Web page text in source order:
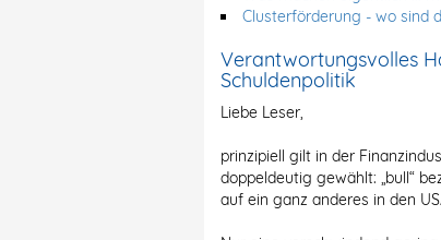
Clusterförderung - wo sind
Verantwortungsvolles
Schuldenpolitik
Liebe Leser,
prinzipiell gilt in der
doppeldeutig gewählt: „bull“
auf ein ganz anderes in den